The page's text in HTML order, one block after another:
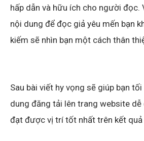
hấp dẫn và hữu ích cho người đọc.
nội dung để đọc giả yêu mến bạn
kiếm sẽ nhìn bạn một cách thân
Sau bài viết hy vọng sẽ giúp bạn
dung đăng tải lên trang website dễ
đạt được vị trí tốt nhất trên kết